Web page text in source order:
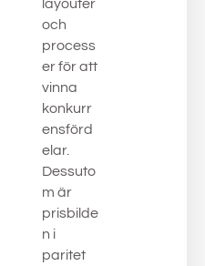
layouter
och
process
er för att
vinna
konkurr
ensförd
elar.
Dessuto
m är
prisbilde
n i
paritet